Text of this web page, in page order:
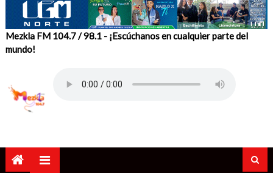
Mezkla FM 104.7 / 98.1 - ¡Escúchanos en cualquier parte del
mundo!